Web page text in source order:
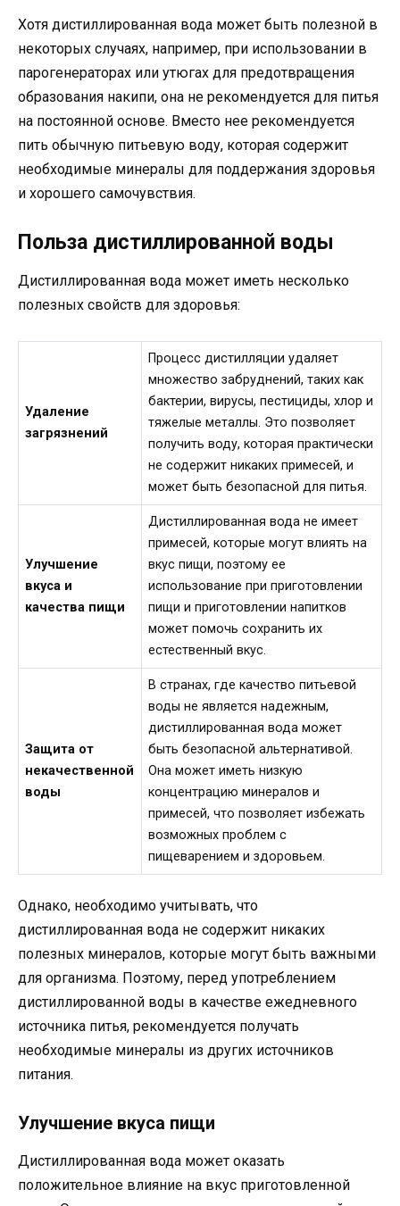
Хотя дистиллированная вода может быть полезной в
некоторых случаях, например, при использовании в
парогенераторах или утюгах для предотвращения
образования накипи, она не рекомендуется для питья
на постоянной основе. Вместо нее рекомендуется
пить обычную питьевую воду, которая содержит
необходимые минералы для поддержания здоровья
и хорошего самочувствия.
Польза дистиллированной воды
Дистиллированная вода может иметь несколько
полезных свойств для здоровья:
Удаление
загрязнений
Процесс дистилляции удаляет
множество забруднений, таких как
бактерии, вирусы, пестициды, хлор и
тяжелые металлы. Это позволяет
получить воду, которая практически
не содержит никаких примесей, и
может быть безопасной для питья.
Улучшение
вкуса и
качества пищи
Дистиллированная вода не имеет
примесей, которые могут влиять на
вкус пищи, поэтому ее
использование при приготовлении
пищи и приготовлении напитков
может помочь сохранить их
естественный вкус.
Защита от
некачественной
воды
В странах, где качество питьевой
воды не является надежным,
дистиллированная вода может
быть безопасной альтернативой.
Она может иметь низкую
концентрацию минералов и
примесей, что позволяет избежать
возможных проблем с
пищеварением и здоровьем.
Однако, необходимо учитывать, что
дистиллированная вода не содержит никаких
полезных минералов, которые могут быть важными
для организма. Поэтому, перед употреблением
дистиллированной воды в качестве ежедневного
источника питья, рекомендуется получать
необходимые минералы из других источников
питания.
Улучшение вкуса пищи
Дистиллированная вода может оказать
положительное влияние на вкус приготовленной